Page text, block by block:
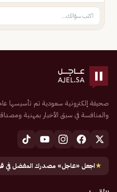
والمنافسة في سبق الأخبار بمهنية
★اجعل «عاجل» مصدرك المفضل في